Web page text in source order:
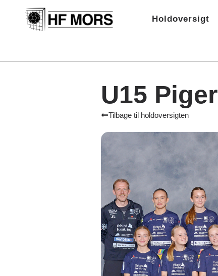
Holdoversigt
U15 Piger
Tilbage til holdoversigten